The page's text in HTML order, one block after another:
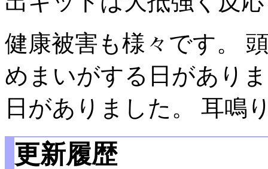
健康被害も様々です。
めまいがする日があり
日がありました。 耳鳴
更新履歴